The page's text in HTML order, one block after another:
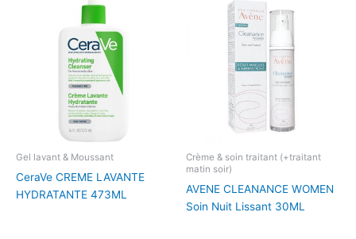
Gel lavant & Moussant
CeraVe CREME LAVANTE
HYDRATANTE 473ML
Crème & soin traitant (+traitant
matin soir)
AVENE CLEANANCE WOMEN
Soin Nuit Lissant 30ML